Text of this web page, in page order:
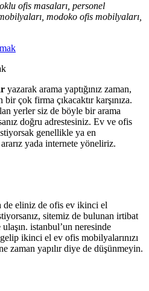
ofis masaları, personel
modoko ofis mobilyaları,
yazarak arama yaptığınız zaman,
bir çok firma çıkacaktır karşınıza.
yerler siz de böyle bir arama
doğru adrestesiniz. Ev ve ofis
genellikle ya en
ararız yada internete yöneliriz.
de eliniz de ofis ev ikinci el
sitemiz de bulunan irtibat
istanbul’un neresinde
ikinci el ev ofis mobilyalarınızı
zaman yapılır diye de düşünmeyin.